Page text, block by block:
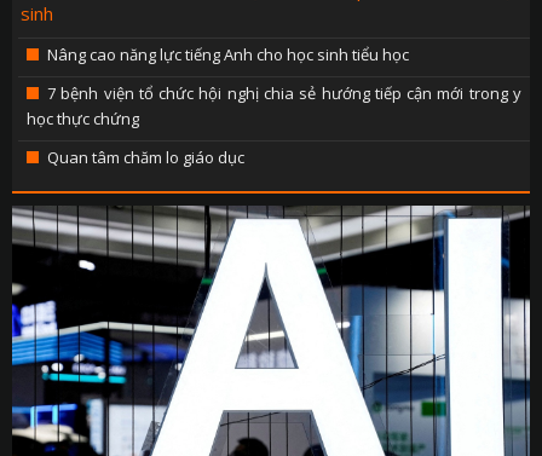
CHÍNH SÁCH - VĂN BẢN
Y TẾ - GIÁO
GÓP Ý DỰ THẢO LUẬT ĐẤT ĐAI (SỬA
TIẾNG DÂN TỘC THIỂU
DÂN TỘC VÀ MIỀN NÚI TIẾNG CƠ
SẢN VẬT VÙNG CAO TIẾNG CƠ
CHUYÊN MỤC THÔNG BÁO - QUẢNG
sinh
Nâng cao năng lực tiếng Anh cho học sinh tiểu học
7 bệnh viện tổ chức hội nghị chia sẻ hướng tiếp cận mới trong y
học thực chứng
Quan tâm chăm lo giáo dục